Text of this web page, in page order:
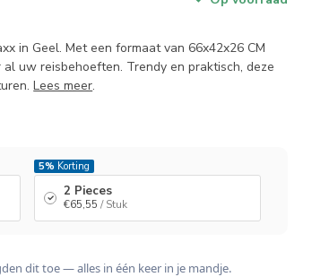
in Geel. Met een formaat van 66x42x26 CM
uw reisbehoeften. Trendy en praktisch, deze
Lees meer.
5% Korting
2 Pieces
€65,55 / Stuk
dit toe — alles in één keer in je mandje.